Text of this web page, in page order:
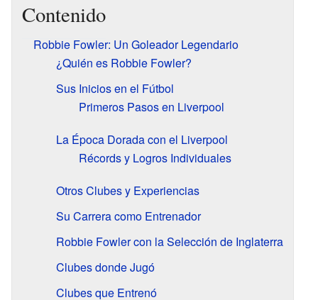
Contenido
Robbie Fowler: Un Goleador Legendario
¿Quién es Robbie Fowler?
Sus Inicios en el Fútbol
Primeros Pasos en Liverpool
La Época Dorada con el Liverpool
Récords y Logros Individuales
Otros Clubes y Experiencias
Su Carrera como Entrenador
Robbie Fowler con la Selección de Inglaterra
Clubes donde Jugó
Clubes que Entrenó